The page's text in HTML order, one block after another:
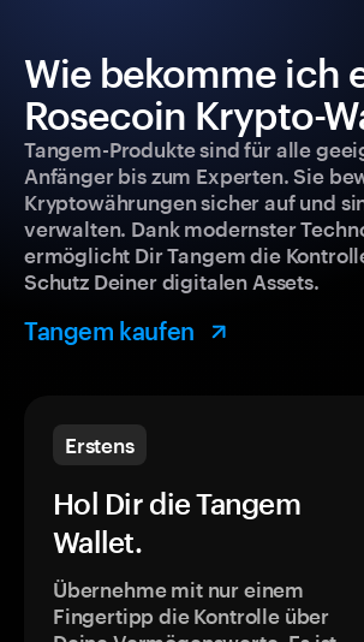
Wie bekomme ich
Rosecoin Krypto-
Tangem-Produkte sind für alle
Anfänger bis zum Experten. Sie
Kryptowährungen sicher auf und
verwalten. Dank modernster
ermöglicht Dir Tangem die
Schutz Deiner digitalen Assets.
Tangem kaufen
Erstens
Hol Dir die Tangem
Wallet.
Übernehme mit nur einem
Fingertipp die Kontrolle über